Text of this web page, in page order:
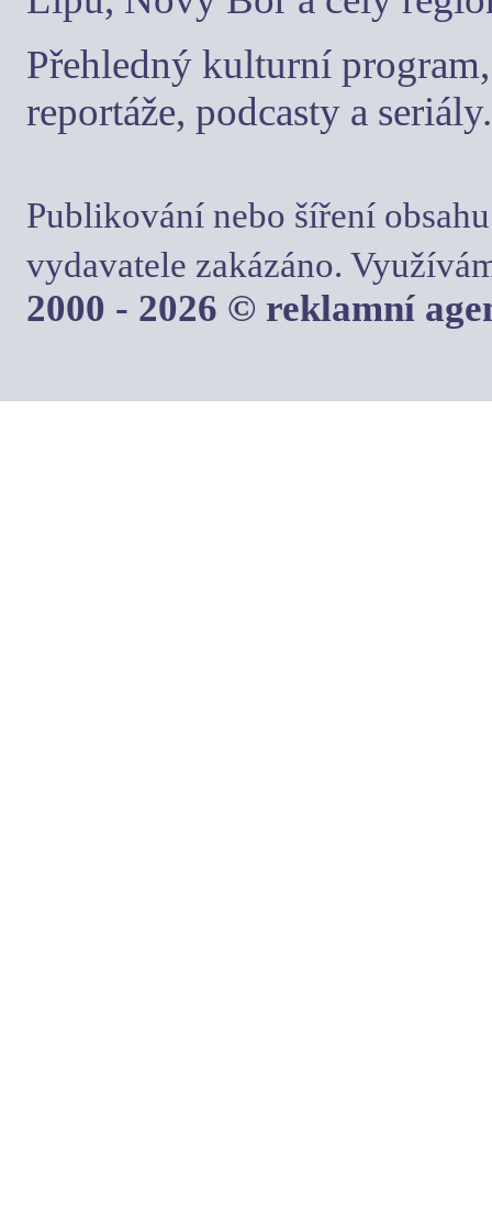
Přehledný kulturní
reportáže, podcasty a seriály.
Publikování nebo šíření
vydavatele zakázáno.
2000 - 2026 © reklamní